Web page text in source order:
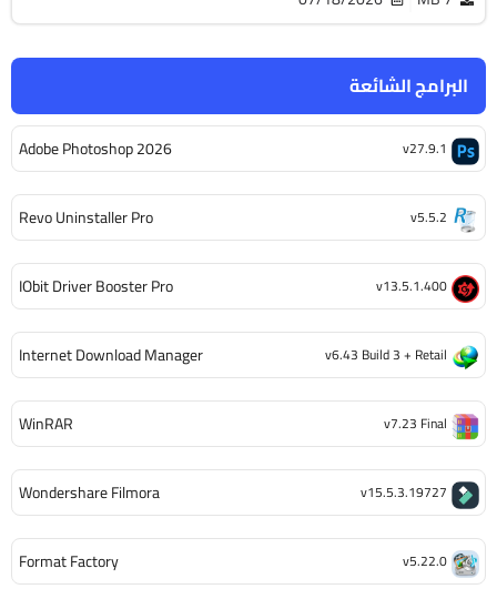
البرامج الشائعة
Adobe Photoshop 2026 v27.9.1
Revo Uninstaller Pro v5.5.2
IObit Driver Booster Pro v13.5.1.400
Internet Download Manager v6.43 Build 3 + Retail
WinRAR v7.23 Final
Wondershare Filmora v15.5.3.19727
Format Factory v5.22.0